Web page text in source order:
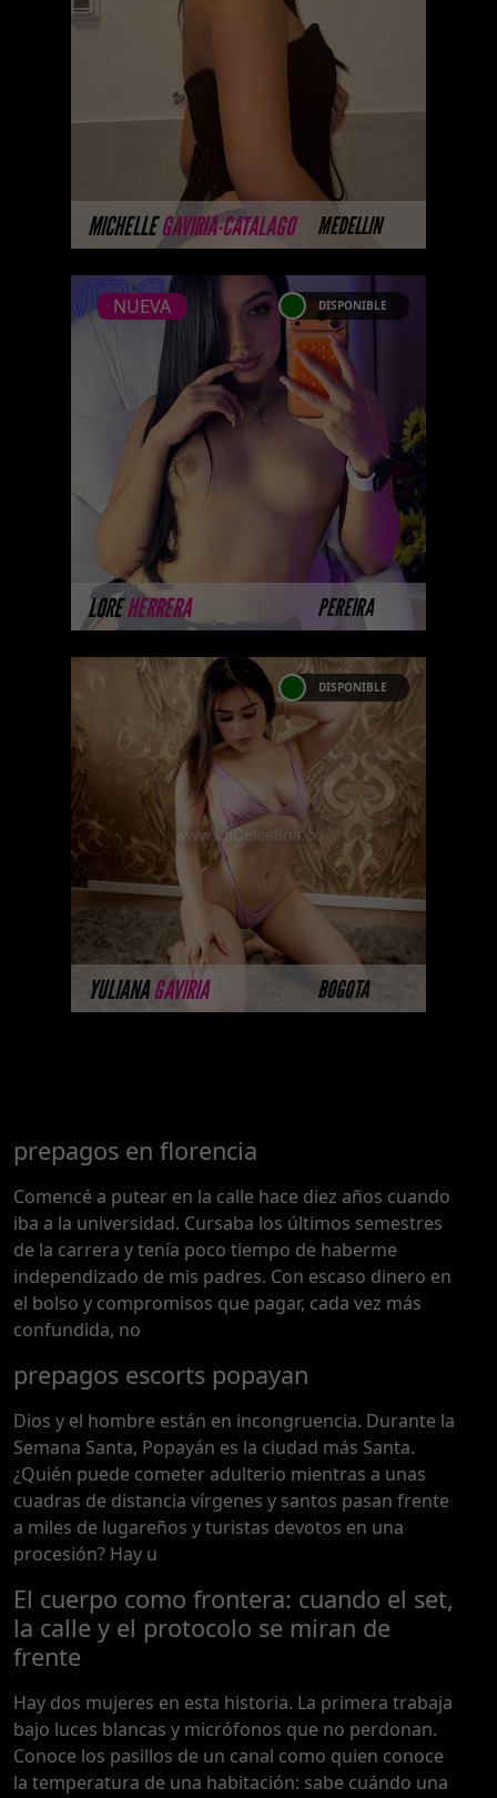
MICHELLEGAVIRIA-CATALAGO MEDELLIN
Coming soon... Some of our
models don't yet have photos
available on the website because
they are completing their
professional ph ...
MÁS INFORMACIÓN
LOREHERRERA PEREIRA
NUEVA DISPONIBLE
LORE HERRERA NUEVA
... Próximamente.... Algunas de
nuestras modelos aún no tienen
imágenes disponibles en la web
porque están completando su se
...
MÁS INFORMACIÓN
YULIANAGAVIRIA BOGOTA
DISPONIBLE
YULIANA GAVIRIA
Próximamente.... Algunas de
nuestras modelos aún no tienen
imágenes disponibles en la web
porque están completando su
sesión ...
MÁS INFORMACIÓN
prepagos en florencia
Comencé a putear en la calle hace diez años cuando
iba a la universidad. Cursaba los últimos semestres
de la carrera y tenía poco tiempo de haberme
independizado de mis padres. Con escaso dinero en
el bolso y compromisos que pagar, cada vez más
confundida, no
prepagos escorts popayan
Dios y el hombre están en incongruencia. Durante la
Semana Santa, Popayán es la ciudad más Santa.
¿Quién puede cometer adulterio mientras a unas
cuadras de distancia vírgenes y santos pasan frente
a miles de lugareños y turistas devotos en una
procesión? Hay u
El cuerpo como frontera: cuando el set,
la calle y el protocolo se miran de
frente
Hay dos mujeres en esta historia. La primera trabaja
bajo luces blancas y micrófonos que no perdonan.
Conoce los pasillos de un canal como quien conoce
la temperatura de una habitación: sabe cuándo una